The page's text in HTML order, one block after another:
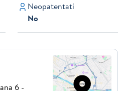
Neopatentati
No
6 -